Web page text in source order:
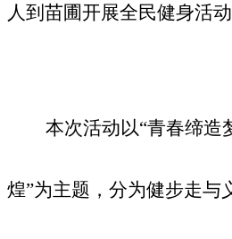
人到苗圃开展全民健身活动
本次活动以“青春缔造
煌”为主题，分为健步走与